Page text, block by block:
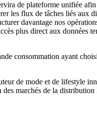
de plateforme unifiée
les flux de tâches liés
davantage nos
plus direct aux données
consommation ayant
de mode et de lifestyle
marchés de la